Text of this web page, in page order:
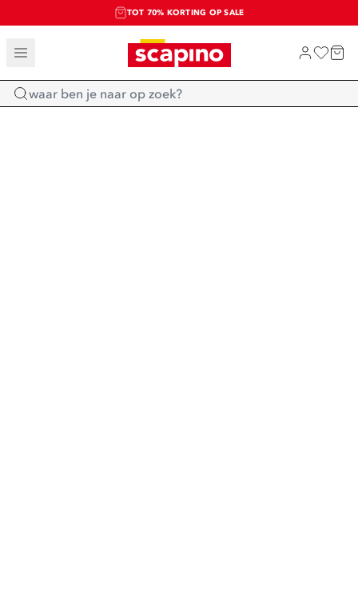
TOT 70% KORTING OP SALE
SALE: LAATSTE KANS!
SHOP NIEUW
Home